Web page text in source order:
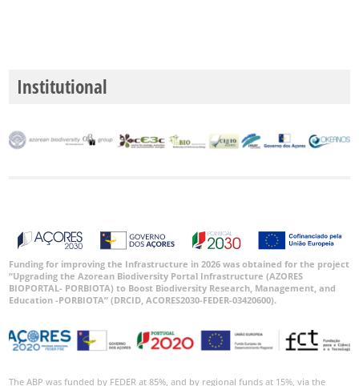
Institutional
Funding for improving the Infrastructure in 2026 was obtained for the project
“Upgrading the Azorean Biodiversity Portal Infrastructure (AZORES
BIOPORTAL- PORBIOTA) to Boost Biodiversity Research, Management, and
Education -PORBIOTA” (DRCID, ACORES2030-FEDER-03420600).
The ABP was funded by FEDER at 85%, and by regional funds at 15%, via the